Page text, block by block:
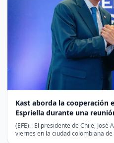
Kast aborda la cooperación
Espriella durante una
(EFE).- El presidente de Chile, José
viernes en la ciudad colombiana